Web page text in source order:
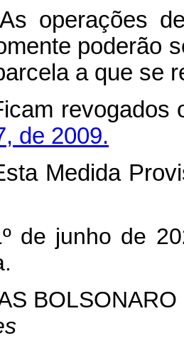
operações
poderão
a que se
revogados
de 2009.
Medida
de junho de
BOLSONARO